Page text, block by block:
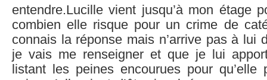
entendre.Lucille vient jusqu’à mon étage
combien elle risque pour un crime de
connais la réponse mais n’arrive pas à lui
je vais me renseigner et que je lui
listant les peines encourues pour qu’elle